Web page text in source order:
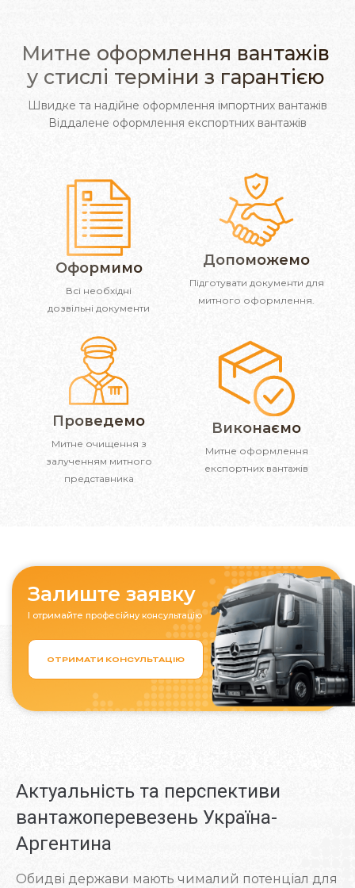
Митне оформлення вантажів
у стислі терміни з гарантією
Швидке та надійне оформлення імпортних вантажів
Віддалене оформлення експортних вантажів
Оформимо
Всі необхідні
дозвільні документи
Допоможемо
Підготувати документи для
митного оформлення.
Проведемо
Митне очищення з
залученням митного
представника
Виконаємо
Митне оформлення
експортних вантажів
Залиште заявку
І отримайте професійну консультацію
ОТРИМАТИ КОНСУЛЬТАЦІЮ
Актуальність та перспективи
вантажоперевезень Україна-
Аргентина
Обидві держави мають чималий потенціал для